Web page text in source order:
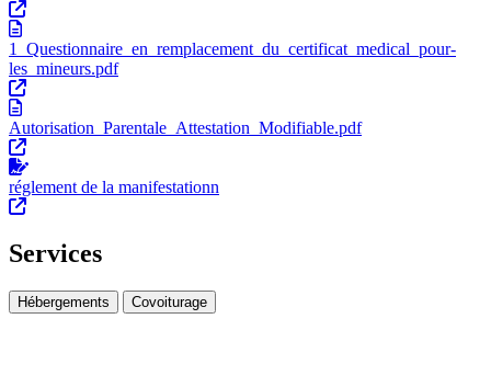
1_Questionnaire_en_remplacement_du_certificat_medical_pour-
les_mineurs.pdf
Autorisation_Parentale_Attestation_Modifiable.pdf
réglement de la manifestationn
Services
Hébergements Covoiturage